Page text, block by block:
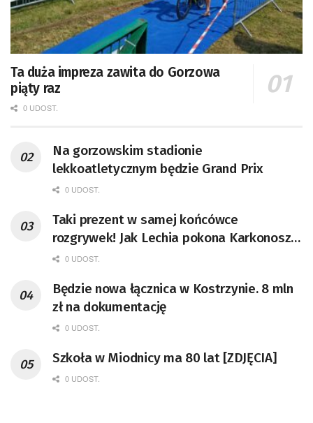
Ta duża impreza zawita do Gorzowa
piąty raz
0 UDOST.
Na gorzowskim stadionie
lekkoatletycznym będzie Grand Prix
0 UDOST.
Taki prezent w samej końcówce
rozgrywek! Jak Lechia pokona Karkonosze
to będzie blisko II ligi!
0 UDOST.
Będzie nowa łącznica w Kostrzynie. 8 mln
zł na dokumentację
0 UDOST.
Szkoła w Miodnicy ma 80 lat [ZDJĘCIA]
0 UDOST.